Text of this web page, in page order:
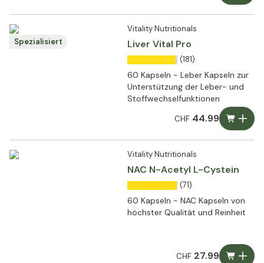
Spezialisiert
Vitality Nutritionals
Liver Vital Pro
(181)
60 Kapseln - Leber Kapseln zur
Unterstützung der Leber- und
Stoffwechselfunktionen
CHF44.99
Vitality Nutritionals
NAC N-Acetyl L-Cystein
(71)
60 Kapseln - NAC Kapseln von
höchster Qualität und Reinheit
CHF27.99